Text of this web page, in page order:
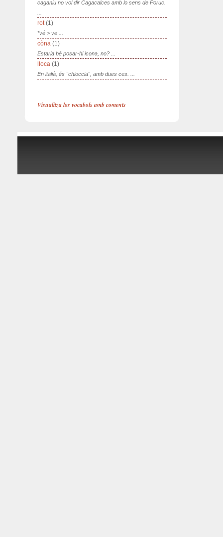
caganiu no vol dir Cagacalces amb lo sens de Poruc.
rot(1)
*vé > ve ...
còna (1)
Estaria bé posar-hi icona, no? ...
lloca (1)
En italià, és "chioccia", amb dues ces. ...
Visualitza los vocabols amb coments